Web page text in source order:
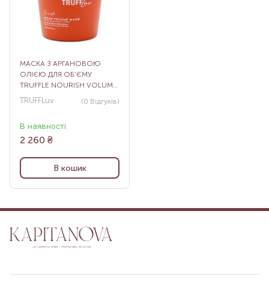
МАСКА З АРГАНОВОЮ
ОЛІЄЮ ДЛЯ ОБ’ЄМУ
TRUFFLE NOURISH VOLUME
MASK, 500 МЛ
TRUFFLuv (0 Відгуків)
В наявності
2 260 ₴
В кошик